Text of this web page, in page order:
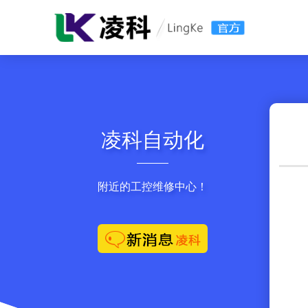
凌科自动化
附近的工控维修中心！